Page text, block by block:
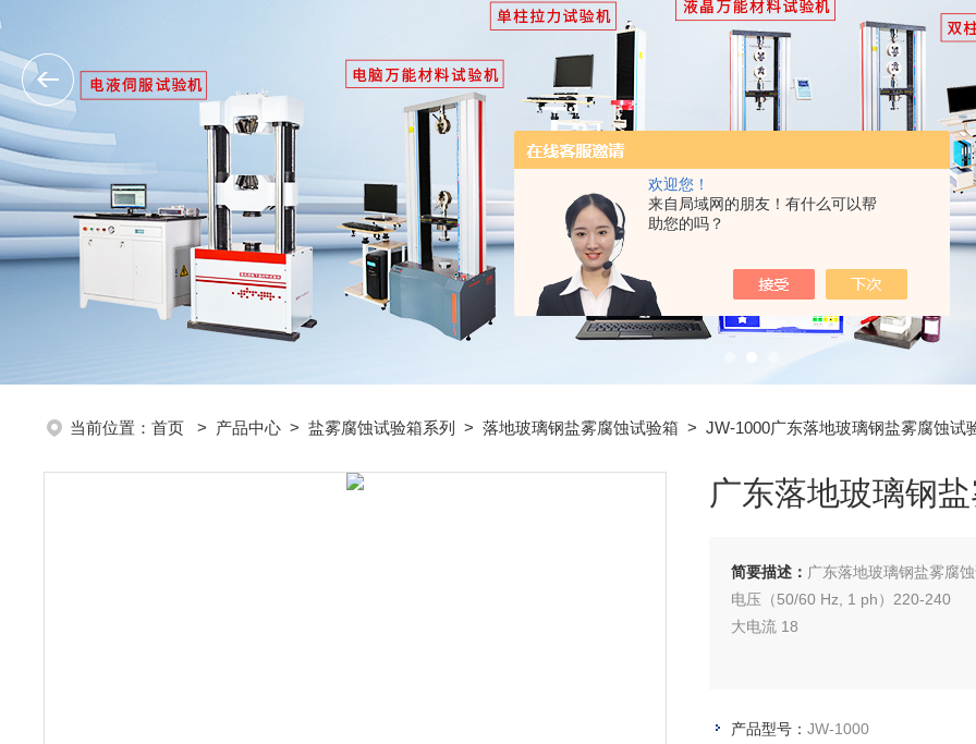
欢迎您！
来自局域网的朋友！有什么可以帮
助您的吗？
当前位置： 首页 > 产品中心 > 盐雾腐蚀试验箱系列 > 落地玻璃钢盐雾腐蚀试验箱 > JW-1000广东落地玻璃钢盐雾腐蚀试
广东落地玻璃钢
简要描述： 广东落地玻璃钢盐雾腐
电压（50/60 Hz, 1 ph）220-240
大电流 18
产品型号： JW-1000